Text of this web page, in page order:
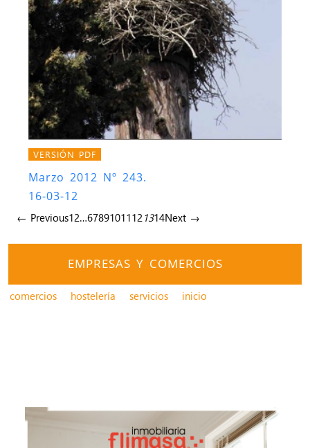
VERSIÓN PDF
Marzo 2012 Nº 243.
16-03-12
← Previous12…67891011121314Next →
EMPRESAS Y COMERCIOS
comercios hostelería servicios inicio